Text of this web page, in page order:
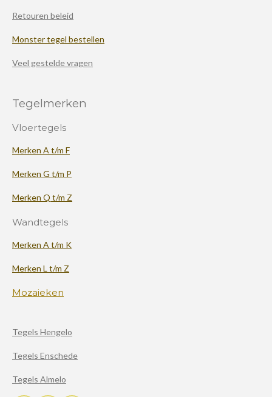
Retouren beleid
Monster tegel bestellen
Veel gestelde vragen
Tegelmerken
Vloertegels
Merken A t/m F
Merken G t/m P
Merken Q t/m Z
Wandtegels
Merken A t/m K
Merken L t/m Z
Mozaieken
Tegels Hengelo
Tegels Enschede
Tegels Almelo